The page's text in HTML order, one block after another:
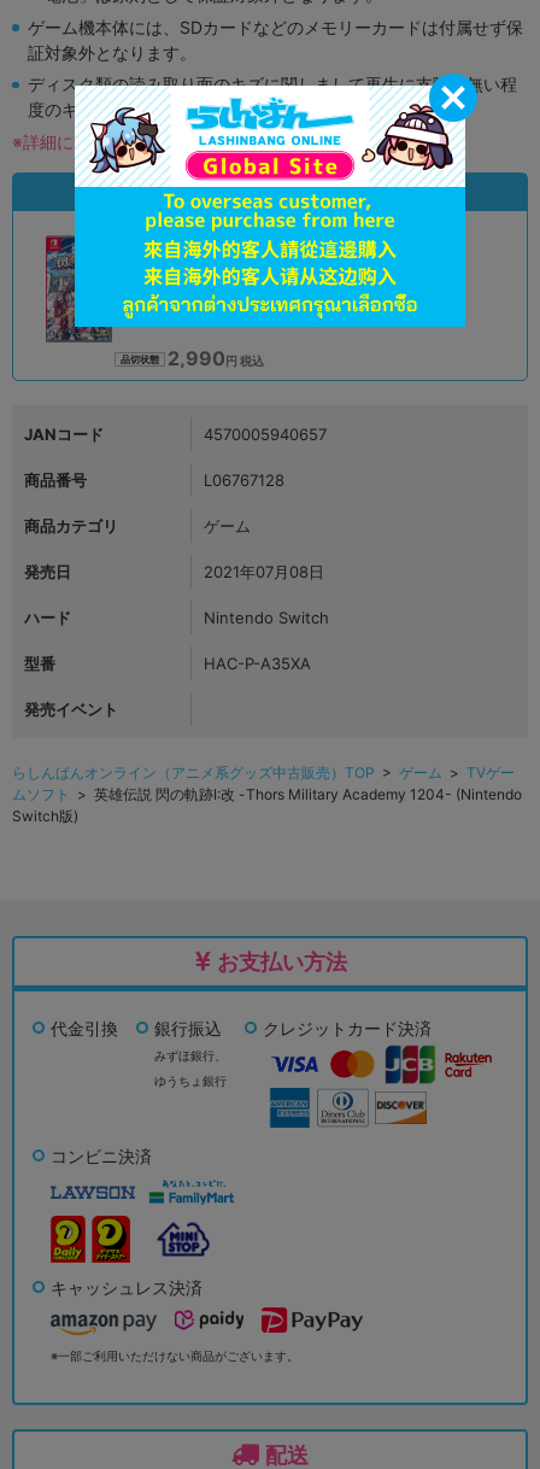
ゲーム機本体には、SDカードなどのメモリーカードは付属せず保
証対象外となります。
ディスク類の読み取り面のキズに関しまして再生に支障が無い程
度のキズがある場合がございます。
※詳細につきましてはコチラ
状態違いの同一商品
状態 :A
オンライン
品切状態 2,990円 税込
JANコード 4570005940657
商品番号 L06767128
商品カテゴリ ゲーム
発売日 2021年07月08日
ハード Nintendo Switch
型番 HAC-P-A35XA
発売イベント
らしんばんオンライン（アニメ系グッズ中古販売）TOP > ゲーム > TVゲー
ムソフト
> 英雄伝説 閃の軌跡I:改 -Thors Military Academy 1204- (Nintendo
Switch版)
お支払い方法
代金引換 銀行振込
みずほ銀行、
ゆうちょ銀行
クレジットカード決済
コンビニ決済
キャッシュレス決済
※一部ご利用いただけない商品がございます。
配送